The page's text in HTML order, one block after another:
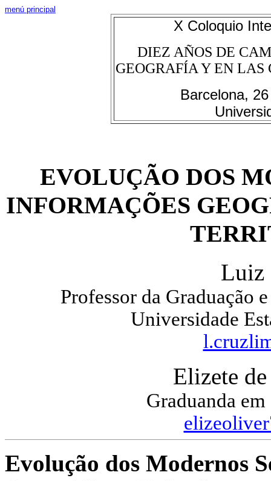
menú principal
X Coloquio
DIEZ AÑOS DE
GEOGRAFÍA Y EN LAS
Barcelona,
EVOLUÇÃO DOS
INFORMAÇÕES
Luiz
Professor da Graduação
Universidade
Elizete
Graduanda
Evolução dos Modernos